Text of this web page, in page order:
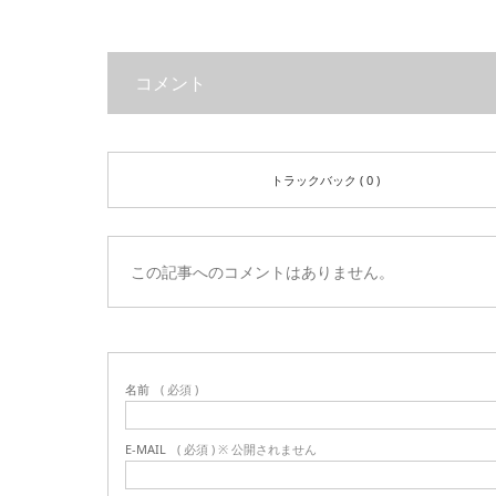
コメント
トラックバック ( 0 )
この記事へのコメントはありません。
名前 ( 必須 )
E-MAIL ( 必須 ) ※ 公開されません